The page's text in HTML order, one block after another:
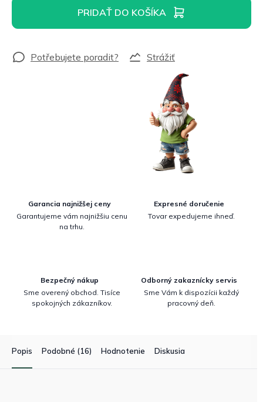
PRIDAŤ DO KOŠÍKA
Strážiť
Garancia najnižšej ceny
Garantujeme vám najnižšiu cenu
na trhu.
Expresné doručenie
Tovar expedujeme ihneď.
Bezpečný nákup
Sme overený obchod. Tisíce
spokojných zákazníkov.
Odborný zakaznícky servis
Sme Vám k dispozícii každý
pracovný deň.
Popis Podobné (16) Hodnotenie Diskusia